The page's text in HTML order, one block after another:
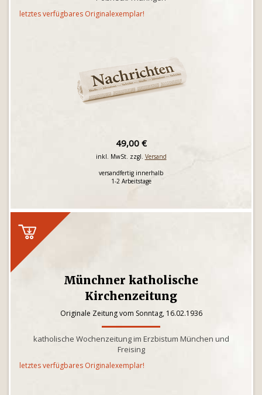
letztes verfügbares Originalexemplar!
49,00 €
inkl. MwSt. zzgl. Versand
versandfertig innerhalb
1-2 Arbeitstage
Münchner katholische
Kirchenzeitung
Originale Zeitung vom Sonntag, 16.02.1936
katholische Wochenzeitung im Erzbistum München und
Freising
letztes verfügbares Originalexemplar!